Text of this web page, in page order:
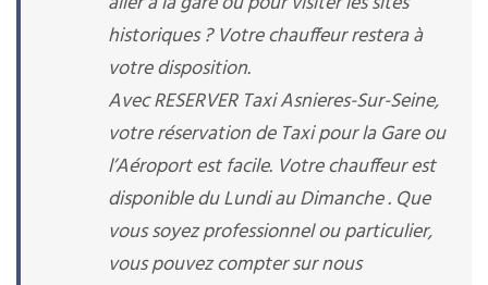
historiques ? Votre chauffeur restera à
votre disposition.
Avec RESERVER Taxi Asnieres-Sur-Seine,
votre réservation de Taxi pour la Gare ou
l’Aéroport est facile. Votre chauffeur est
disponible du Lundi au Dimanche . Que
vous soyez professionnel ou particulier,
vous pouvez compter sur nous